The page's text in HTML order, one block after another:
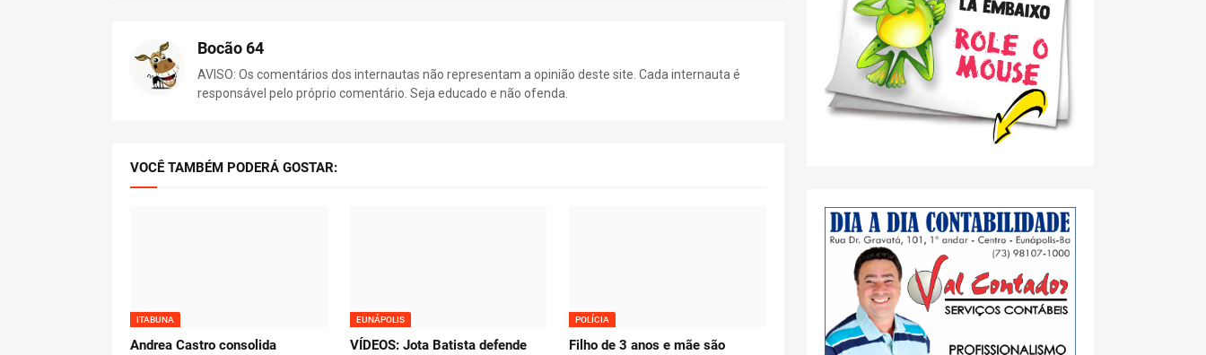
Bocão 64
AVISO: Os comentários dos internautas não representam a opinião deste site. Cada internauta é
responsável pelo próprio comentário. Seja educado e não ofenda.
VOCÊ TAMBÉM PODERÁ GOSTAR:
ITABUNA
Andrea Castro consolida
EUNÁPOLIS
VÍDEOS: Jota Batista defende
POLÍCIA
Filho de 3 anos e mãe são